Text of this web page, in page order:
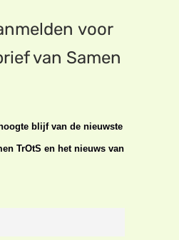
voor
van Samen
blijf van de nieuwste
TrOtS en het nieuws van